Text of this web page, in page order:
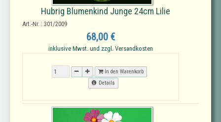
Hubrig Blumenkind Junge 24cm Lilie
Art.-Nr. : 301/2009
68,00 €
inklusive Mwst. und zzgl. Versandkosten
In den Warenkorb
Details